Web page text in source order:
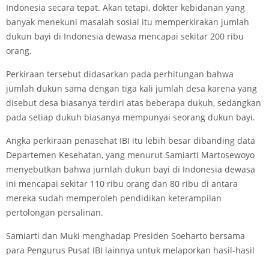
Indonesia secara tepat. Akan tetapi, dokter kebidanan yang
banyak menekuni masalah sosial itu memperkirakan jumlah
dukun bayi di Indonesia dewasa mencapai sekitar 200 ribu
orang.
Perkiraan tersebut didasarkan pada perhitungan bahwa
jumlah dukun sama dengan tiga kali jumlah desa karena yang
disebut desa biasanya terdiri atas beberapa dukuh, sedangkan
pada setiap dukuh biasanya mempunyai seorang dukun bayi.
Angka perkiraan penasehat IBI itu lebih besar dibanding data
Departemen Kesehatan, yang menurut Samiarti Martosewoyo
menyebutkan bahwa jurnlah dukun bayi di Indonesia dewasa
ini mencapai sekitar 110 ribu orang dan 80 ribu di antara
mereka sudah memperoleh pendidikan keterampilan
pertolongan persalinan.
Samiarti dan Muki menghadap Presiden Soeharto bersama
para Pengurus Pusat IBI lainnya untuk melaporkan hasil-hasil